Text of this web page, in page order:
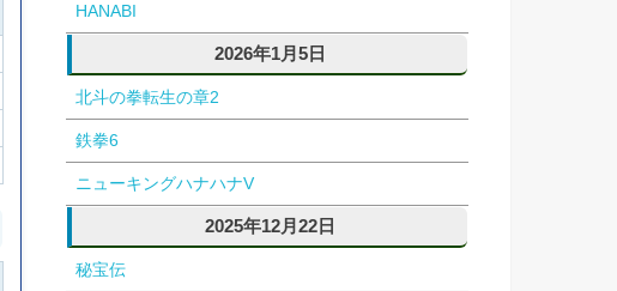
HANABI
2026年1月5日
北斗の拳転生の章2
鉄拳6
ニューキングハナハナV
2025年12月22日
秘宝伝